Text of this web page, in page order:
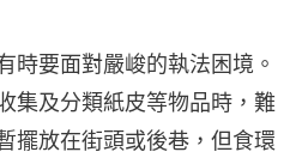
時要面對嚴峻的執法困境。
集及分類紙皮等物品時，難
擺放在街頭或後巷，但食環